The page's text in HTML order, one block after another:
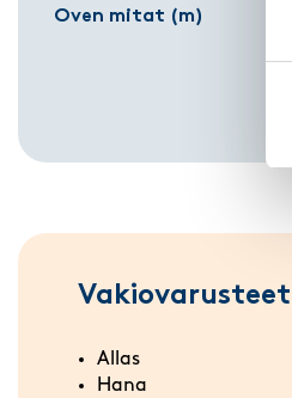
Oven mitat (m)
Vakiovarusteet
Allas
Hana